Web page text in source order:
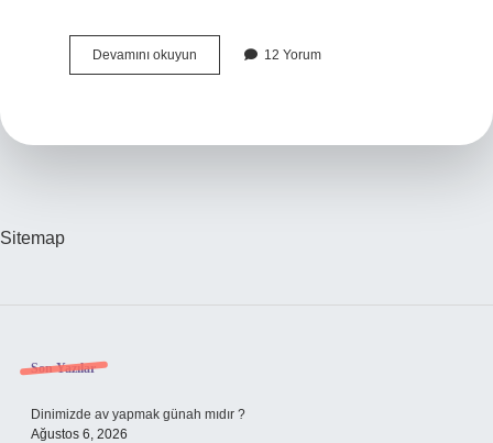
Devamını okuyun Çiğköfte
Ne
12 Yorum
Sitemap
Sidebar
Son Yazılar
Dinimizde av yapmak günah mıdır ?
Ağustos 6, 2026